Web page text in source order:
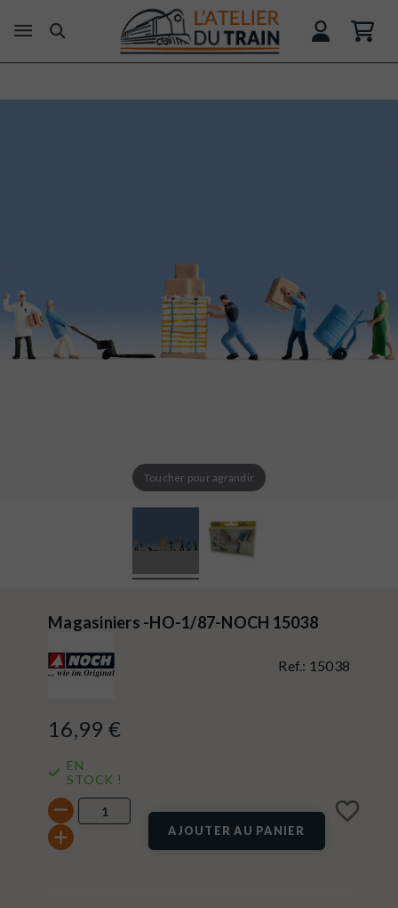
Toucher pour agrandir
Magasiniers -HO-1/87-NOCH 15038
Ref.: 15038
16,99 €
EN
STOCK !
AJOUTER AU PANIER
favorite_border